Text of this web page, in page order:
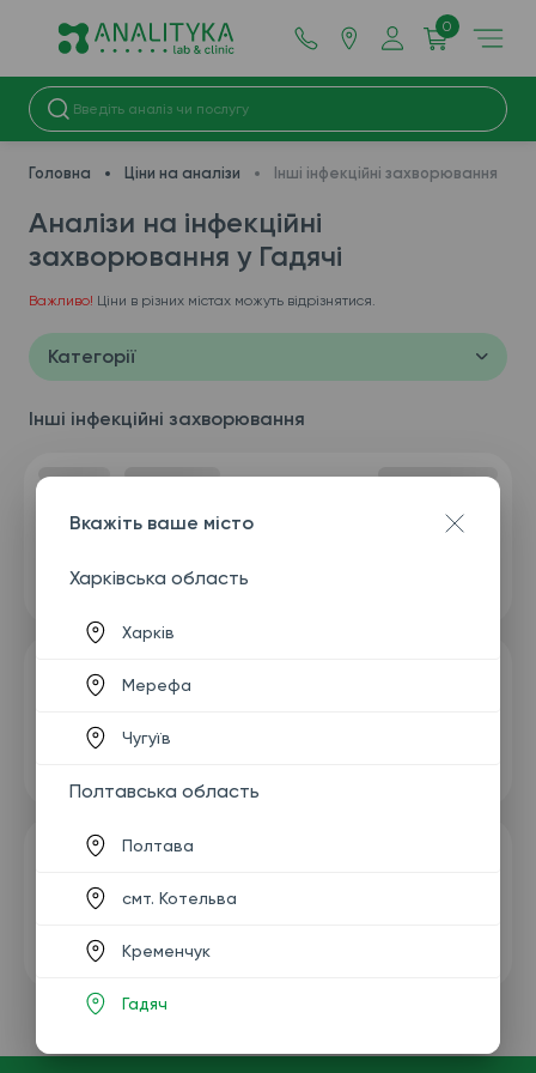
0
Головна Ціни на аналізи Інші інфекційні захворювання
Аналізи на інфекційні
захворювання у Гадячі
Важливо! Ціни в різних містах можуть відрізнятися.
Категорії
Інші інфекційні захворювання
Вкажіть ваше місто
Харківська область
Харків
Мерефа
Чугуїв
Полтавська область
Полтава
смт. Котельва
Кременчук
Гадяч